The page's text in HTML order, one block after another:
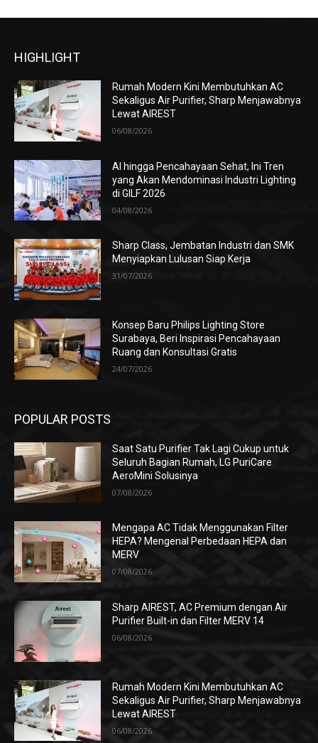
HIGHLIGHT
Rumah Modern Kini Membutuhkan AC
Sekaligus Air Purifier, Sharp Menjawabnya
Lewat AIREST
06/08/2026
AI hingga Pencahayaan Sehat, Ini Tren
yang Akan Mendominasi Industri Lighting
di GILF 2026
04/08/2026
Sharp Class, Jembatan Industri dan SMK
Menyiapkan Lulusan Siap Kerja
31/07/2026
Konsep Baru Philips Lighting Store
Surabaya, Beri Inspirasi Pencahayaan
Ruang dan Konsultasi Gratis
24/07/2026
POPULAR POSTS
Saat Satu Purifier Tak Lagi Cukup untuk
Seluruh Bagian Rumah, LG PuriCare
AeroMini Solusinya
07/08/2026
Mengapa AC Tidak Menggunakan Filter
HEPA? Mengenal Perbedaan HEPA dan
MERV
07/08/2026
Sharp AIREST, AC Premium dengan Air
Purifier Built-in dan Filter MERV 14
06/08/2026
Rumah Modern Kini Membutuhkan AC
Sekaligus Air Purifier, Sharp Menjawabnya
Lewat AIREST
06/08/2026